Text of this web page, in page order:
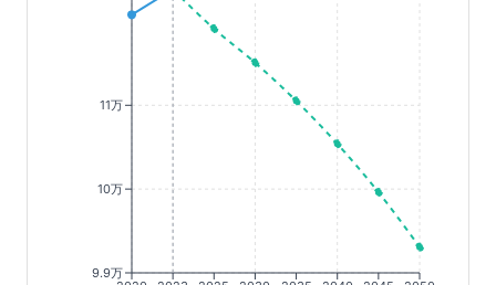
9.9万
10万
11万